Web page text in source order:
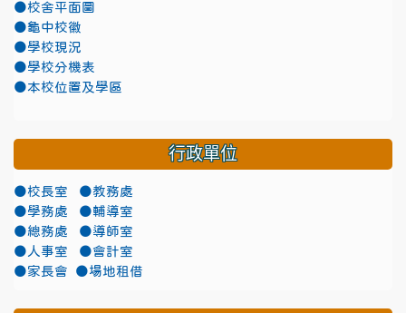
●校舍平面圖
●龜中校徽
●學校現況
●學校分機表
●本校位置及學區
行政單位
●校長室
●教務處
●學務處
●輔導室
●總務處
●導師室
●人事室
●會計室
●家長會
●場地租借